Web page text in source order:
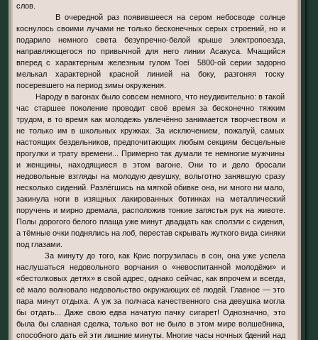
слов.
В очередной раз появившееся на сером небосводе солнце
коснулось своими лучами не только бесконечных серых строений, но и
подарило немного света безупречно-белой крыше электропоезда,
направляющегося по привычной для него линии Асакуса. Мчащийся
вперед с характерным железным гулом Toei 5800-ой серии задорно
мелькал характерной красной линией на боку, разгоняя тоску
посеревшего на период зимы окружения.
Народу в вагонах было совсем немного, что неудивительно: в такой
час старшее поколение проводит своё время за бесконечно тяжким
трудом, в то время как молодежь увлечённо занимается творчеством и
не только им в школьных кружках. За исключением, пожалуй, самых
настоящих бездельников, предпочитающих любым секциям бесцельные
прогулки и трату времени... Примерно так думали те немногие мужчины
и женщины, находящиеся в этом вагоне. Они то и дело бросали
недовольные взгляды на молодую девушку, вольготно занявшую сразу
несколько сидений. Разлёгшись на мягкой обивке она, ни много ни мало,
закинула ноги в изящных лакированных ботинках на металлический
поручень и мирно дремала, расположив тонкие запястья рук на животе.
Полы дорогого белого плаща уже минут двадцать как сползли с сидения,
а тёмные очки поднялись на лоб, перестав скрывать жуткого вида синяки
под глазами.
За минуту до того, как Крис погрузилась в сон, она уже успела
наслушаться недовольного ворчания о «невоспитанной молодёжи» и
«бестолковых детях» в свой адрес, однако сейчас, как впрочем и всегда,
её мало волновало недовольство окружающих её людей. Главное — это
пара минут отдыха. А уж за полчаса качественного сна девушка могла
бы отдать... Даже свою едва начатую пачку сигарет! Однозначно, это
была бы славная сделка, только вот не было в этом мире волшебника,
способного дать ей эти лишние минуты. Многие часы ночных бдений над